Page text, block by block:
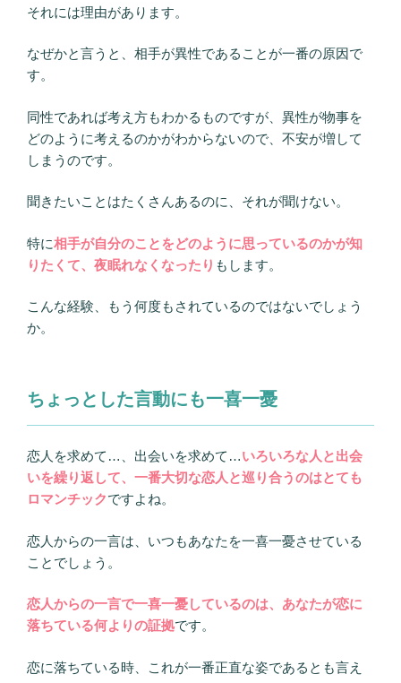
それには理由があります。
なぜかと言うと、相手が異性であることが一番の原因で
す。
同性であれば考え方もわかるものですが、異性が物事を
どのように考えるのかがわからないので、不安が増して
しまうのです。
聞きたいことはたくさんあるのに、それが聞けない。
特に相手が自分のことをどのように思っているのかが知
りたくて、夜眠れなくなったり もします。
こんな経験、もう何度もされているのではないでしょう
か。
ちょっとした言動にも一喜一憂
恋人を求めて…、出会いを求めて…いろいろな人と出会
いを繰り返して、一番大切な恋人と巡り合うのはとても
ロマンチックですよね。
恋人からの一言は、いつもあなたを一喜一憂させている
ことでしょう。
恋人からの一言で一喜一憂しているのは、あなたが恋に
落ちている何よりの証拠です。
恋に落ちている時、これが一番正直な姿であるとも言え